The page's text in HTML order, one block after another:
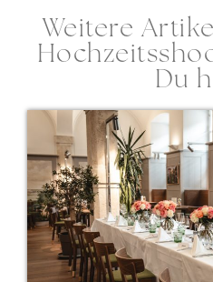
Weitere
Du